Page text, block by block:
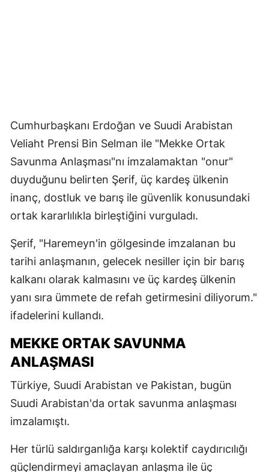
Cumhurbaşkanı Erdoğan ve Suudi Arabistan
Veliaht Prensi Bin Selman ile "Mekke Ortak
Savunma Anlaşması"nı imzalamaktan "onur"
duyduğunu belirten Şerif, üç kardeş ülkenin
inanç, dostluk ve barış ile güvenlik konusundaki
ortak kararlılıkla birleştiğini vurguladı.
Şerif, "Haremeyn'in gölgesinde imzalanan bu
tarihi anlaşmanın, gelecek nesiller için bir barış
kalkanı olarak kalmasını ve üç kardeş ülkenin
yanı sıra ümmete de refah getirmesini diliyorum."
ifadelerini kullandı.
MEKKE ORTAK SAVUNMA
ANLAŞMASI
Türkiye, Suudi Arabistan ve Pakistan, bugün
Suudi Arabistan'da ortak savunma anlaşması
imzalamıştı.
Her türlü saldırganlığa karşı kolektif caydırıcılığı
güçlendirmeyi amaçlayan anlaşma ile üç